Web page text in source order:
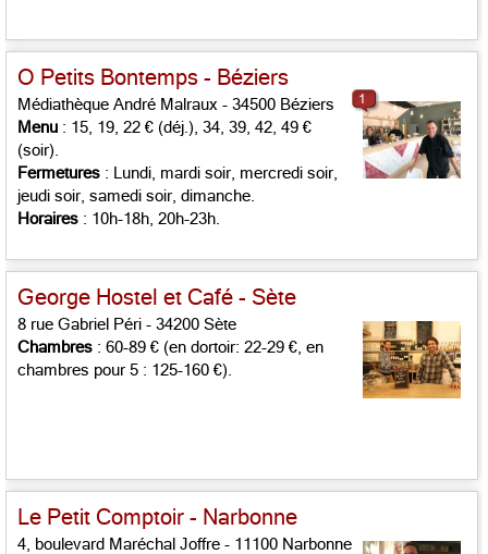
O Petits Bontemps - Béziers
Médiathèque André Malraux - 34500 Béziers
Menu : 15, 19, 22 € (déj.), 34, 39, 42, 49 €
(soir).
Fermetures : Lundi, mardi soir, mercredi soir,
jeudi soir, samedi soir, dimanche.
Horaires : 10h-18h, 20h-23h.
1
George Hostel et Café - Sète
8 rue Gabriel Péri - 34200 Sète
Chambres : 60-89 € (en dortoir: 22-29 €, en
chambres pour 5 : 125-160 €).
Le Petit Comptoir - Narbonne
4, boulevard Maréchal Joffre - 11100 Narbonne